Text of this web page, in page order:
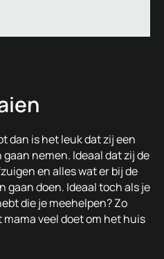
dan is het leuk dat zij een
gaan nemen. Ideaal dat zij de
en alles wat er bij de
gaan doen. Ideaal toch als je
die je meehelpen? Zo
veel doet om het huis